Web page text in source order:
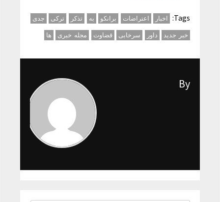
Tags: اخبار اعتراضات برانکو به تذکر ترکی
جدی
خبر جدید
داور سرخابی قضاوت مجله خبری ها
By